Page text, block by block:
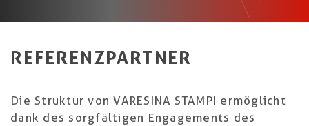
REFERENZPARTNER
Die Struktur von VARESINA STAMPI ermöglicht
dank des sorgfältigen Engagements des